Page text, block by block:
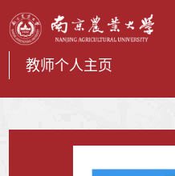
教师个人主页